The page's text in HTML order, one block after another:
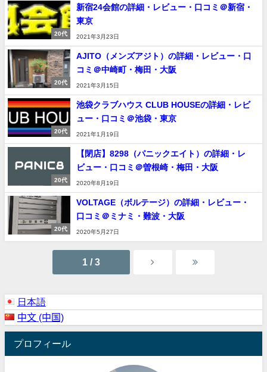
20代
新宿24会館の詳細・レビュー・口コミ＠新宿・
東京
2021年3月23日
20代
AJITO（メンズアジト）の詳細・レビュー・口
コミ＠中崎町・梅田・大阪
2021年3月15日
20代
池袋クラブハウス CLUB HOUSEの詳細・レビ
ュー・口コミ＠池袋・東京
2021年1月19日
20代
【閉店】8298（パニックエイト）の詳細・レ
ビュー・口コミ＠曽根崎・梅田・大阪
2020年8月19日
20代
VOLTAGE（ボルテージ）の詳細・レビュー・
口コミ＠ミナミ・難波・大阪
2020年5月27日
1 / 3
日本語
中文 (中国)
プロフィール